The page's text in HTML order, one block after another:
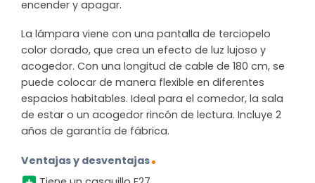
encender y apagar.
La lámpara viene con una pantalla de terciopelo
color dorado, que crea un efecto de luz lujoso y
acogedor. Con una longitud de cable de 180 cm, se
puede colocar de manera flexible en diferentes
espacios habitables. Ideal para el comedor, la sala
de estar o un acogedor rincón de lectura. Incluye 2
años de garantía de fábrica.
Ventajas y desventajas